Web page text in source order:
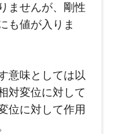
ませんが、剛性
も値が入りま
意味としては以
対変位に対して
位に対して作用